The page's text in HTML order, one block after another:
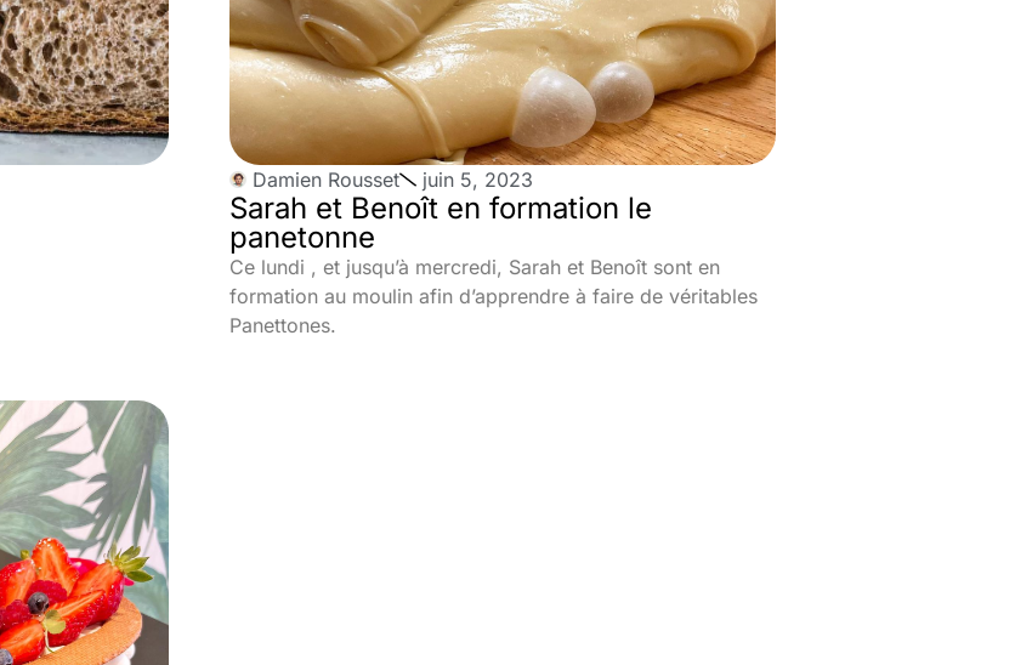
Damien Rousset juin 5, 2023
Sarah et Benoît en formation le
panetonne
Ce lundi , et jusqu’à mercredi, Sarah et Benoît sont en
formation au moulin afin d’apprendre à faire de véritables
Panettones.